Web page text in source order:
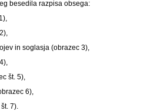
besedila razpisa obsega:
in soglasja (obrazec 3),
št. 5),
6),
7).